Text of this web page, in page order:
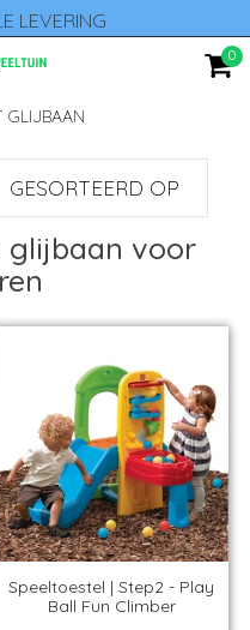
LEVERING
0
GLIJBAAN
GESORTEERD OP
glijbaan voor
Speeltoestel | Step2 - Play
Ball Fun Climber